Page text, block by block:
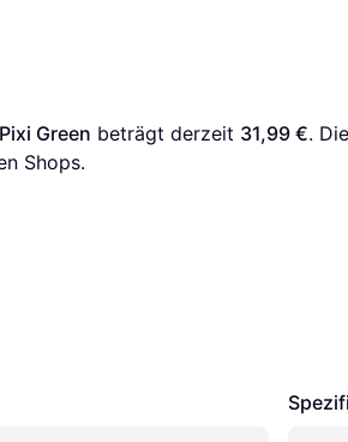
Green beträgt derzeit 31,99 €.
Shops.